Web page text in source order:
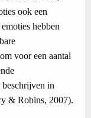
ook een
hebben
voor een aantal
in
& Robins, 2007).